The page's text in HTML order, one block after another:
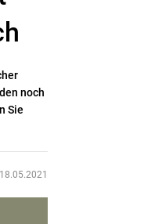
noch
Sie
18.05.2021